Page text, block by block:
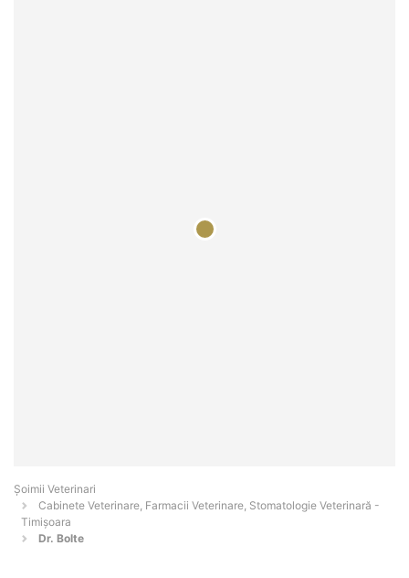
Șoimii Veterinari
Cabinete Veterinare, Farmacii Veterinare, Stomatologie Veterinară -
Timişoara
Dr. Bolte